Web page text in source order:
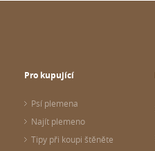
Pro kupující
Psí plemena
Najít plemeno
Tipy při koupi štěněte